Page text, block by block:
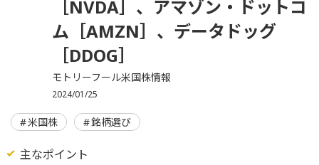
［NVDA］、アマゾン・ドットコ
ム［AMZN］、データドッグ
［DDOG］
モトリーフール米国株情報
2024/01/25
米国株 銘柄選び
主なポイント